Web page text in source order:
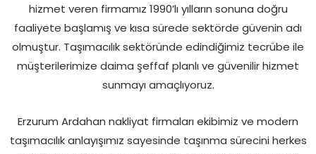
hizmet veren firmamız 1990’lı yılların sonuna doğru
faaliyete başlamış ve kısa sürede sektörde güvenin adı
olmuştur. Taşımacılık sektöründe edindiğimiz tecrübe ile
müşterilerimize daima şeffaf planlı ve güvenilir hizmet
sunmayı amaçlıyoruz.
Erzurum Ardahan nakliyat firmaları ekibimiz ve modern
taşımacılık anlayışımız sayesinde taşınma sürecini herkes